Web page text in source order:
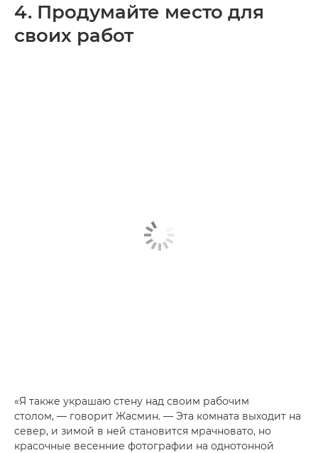
4. Продумайте место для
своих работ
«Я также украшаю стену над своим рабочим
столом, — говорит Жасмин. — Эта комната выходит на
север, и зимой в ней становится мрачновато, но
красочные весенние фотографии на однотонной